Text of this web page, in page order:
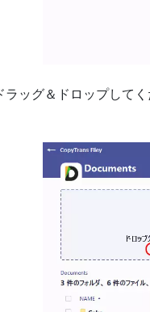
ッグ＆ドロップして